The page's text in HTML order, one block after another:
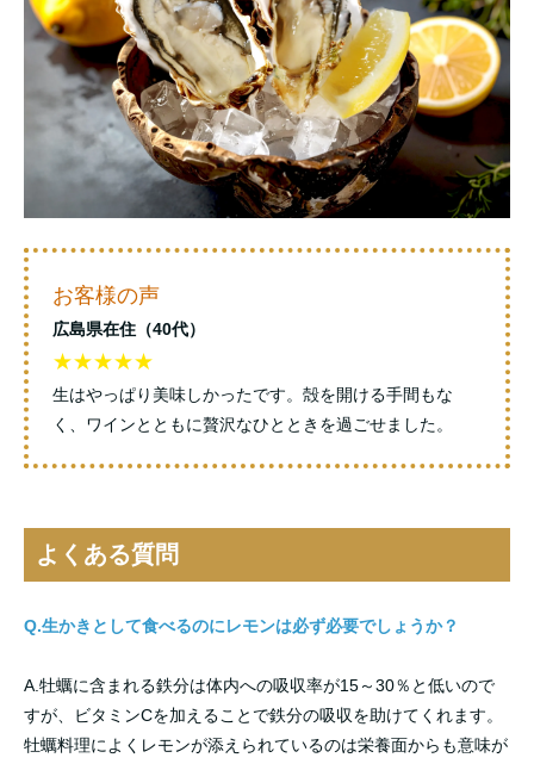
お客様の声
広島県在住（40代）
★★★★★
生はやっぱり美味しかったです。殻を開ける手間もな
く、ワインとともに贅沢なひとときを過ごせました。
よくある質問
Q.生かきとして食べるのにレモンは必ず必要でしょうか？
A.牡蠣に含まれる鉄分は体内への吸収率が15～30％と低いので
すが、ビタミンCを加えることで鉄分の吸収を助けてくれます。
牡蠣料理によくレモンが添えられているのは栄養面からも意味が